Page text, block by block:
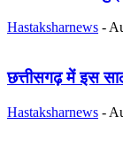
Hastaksharnews -
छत्तीसगढ़ में इस
Hastaksharnews -